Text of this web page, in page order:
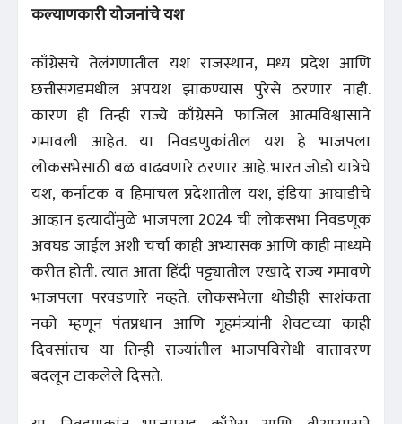
कल्याणकारी योजनांचे यश
काँग्रेसचे तेलंगणातील यश राजस्थान, मध्य प्रदेश आणि
छत्तीसगडमधील अपयश झाकण्यास पुरेसे ठरणार नाही.
कारण ही तिन्ही राज्ये काँग्रेसने फाजिल आत्मविश्वासाने
गमावली आहेत. या निवडणुकांतील यश हे भाजपला
लोकसभेसाठी बळ वाढवणारे ठरणार आहे. भारत जोडो यात्रेचे
यश, कर्नाटक व हिमाचल प्रदेशातील यश, इंडिया आघाडीचे
आव्हान इत्यादींमुळे भाजपला 2024 ची लोकसभा निवडणूक
अवघड जाईल अशी चर्चा काही अभ्यासक आणि काही माध्यमे
करीत होती. त्यात आता हिंदी पट्ट्यातील एखादे राज्य गमावणे
भाजपला परवडणारे नव्हते. लोकसभेला थोडीही साशंकता
नको म्हणून पंतप्रधान आणि गृहमंत्र्यांनी शेवटच्या काही
दिवसांतच या तिन्ही राज्यांतील भाजपविरोधी वातावरण
बदलून टाकलेले दिसते.